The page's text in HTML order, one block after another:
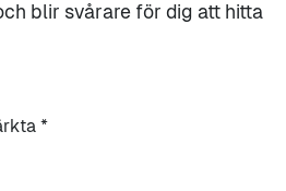
blir svårare för dig att hitta
*